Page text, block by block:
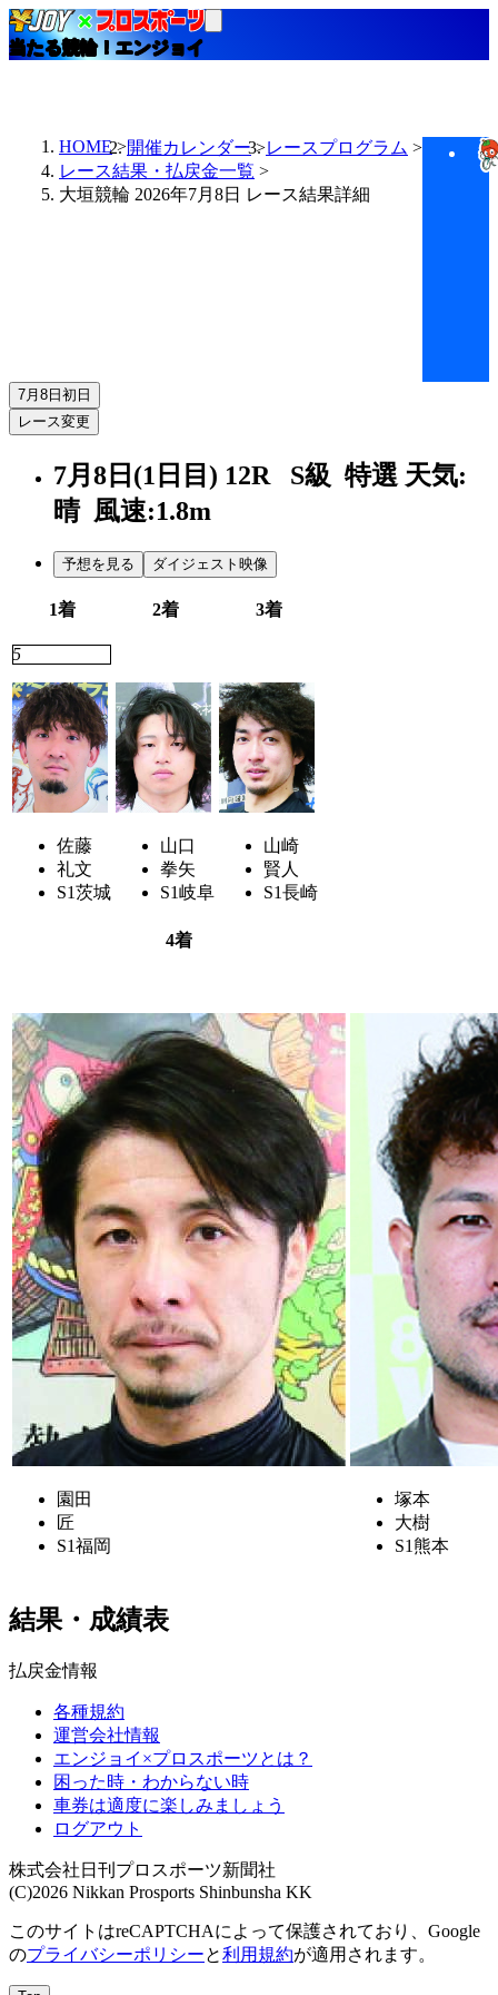
当たる競輪！エンジョイ
HOME 開催カレンダー
レースプログラム
レース結果・払戻金一覧
大垣競輪 2026年7月8日 レース結果詳細
7月8日 初日
レース変更
7月8日(1日目) 12R S級 特選 天気:
晴 風速:1.8m
予想を見る ダイジェスト映像
1着 2着 3着
5
佐藤
礼文
S1茨城
山口
拳矢
S1岐阜
山崎
賢人
S1長崎
4着
園田
匠
S1福岡
塚本
大樹
S1熊本
結果・成績表
払戻金情報
各種規約
運営会社情報
エンジョイ×プロスポーツとは？
困った時・わからない時
車券は適度に楽しみましょう
ログアウト
株式会社日刊プロスポーツ新聞社
(C)2026 Nikkan Prosports Shinbunsha KK
このサイトはreCAPTCHAによって保護されており、Google
のプライバシーポリシーと利用規約が適用されます。